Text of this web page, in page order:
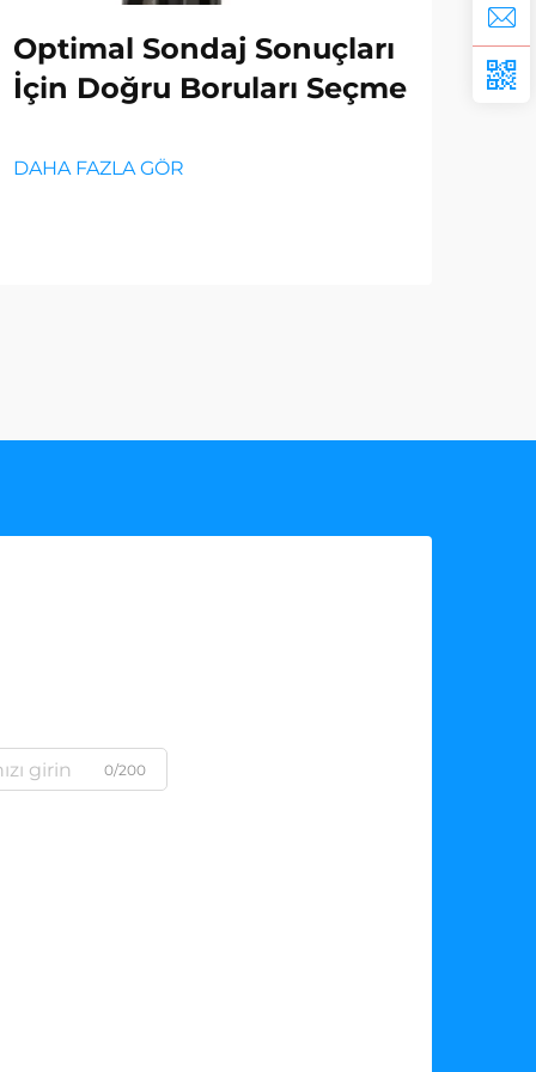
Optimal Sondaj Sonuçları
İçin Doğru Boruları Seçme
DAHA FAZLA GÖR
0/200